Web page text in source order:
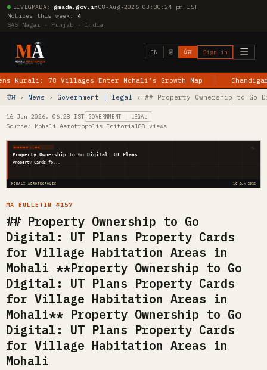
LIVEGMADA:gmada.gov.in08-Aug-2026 03:30:25 pm IST
Notices this week: 4
SAS Nagar · Punjab · India
☰
EN हिं ਪੰਜ Sign in
78 Villages Enter Mohali’s Growth Map
ਹੋਮ
› News › Government | legal › ## Property Ownership to Go
16 Jun 2026, 06:28 IST GOVERNMENT | LEGAL
Source: Mohali Aerotropolis Editorial88 views
GOVERNMENT | LEGAL
MOHALI AEROTROPOLIS 16 Jun 2026
Property Ownership to Go Digital: UT Plans
Property Cards fo...
MA
MA BULLETIN #157
## Property Ownership to Go
Digital: UT Plans Property Cards
for Village Habitation Areas in
Mohali **Property Ownership to Go
Digital: UT Plans Property Cards
for Village Habitation Areas in
Mohali** Property Ownership to Go
Digital: UT Plans Property Cards
for Village Habitation Areas in
Mohali